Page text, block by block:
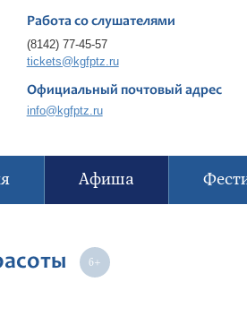
Работа со слушателями
(8142) 77-45-57
tickets@kgfptz.ru
Официальный почтовый адрес
info@kgfptz.ru
Афиша